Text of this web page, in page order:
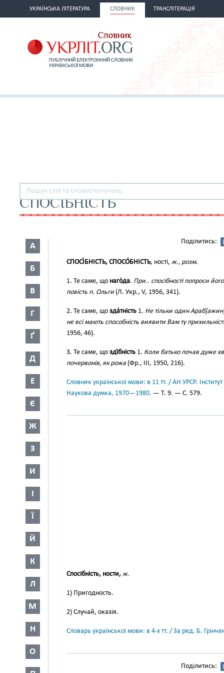
УКРАЇНСЬКА ЛІТЕРАТУРА СЛОВНИК ТРАНСЛІТЕРАЦІЯ
СПОСІБНІСТЬ
А
Б
В
Г
Ґ
Д
Е
Є
Ж
З
И
І
Ї
Й
К
Л
М
Н
О
Поділитись:
СПОСІ́БНІСТЬ, СПОСО́БНІСТЬ, ності, ж., розм.
1. Те саме, що наго́да. При.. спосібності попроси
повість п. Ольги (Л. Укр., V, 1956, 341).
2. Те саме, що зда́тність 1. Не тільки один
не всі мають способність виявити Вам ту
1956, 46).
3. Те саме, що зді́бність 1. Коли батько почав дуже
почервонів, як рожа (Фр., III, 1950, 216).
Словник української мови: в 11 тт. / АН УРСР.
Наукова думка, 1970—1980. — Т. 9. — С. 579.
Спосібність, ности, ж.
1) Пригодность.
2) Случай, оказія.
Словарь української мови: в 4-х тт. / За ред. Б.
Поділитись: